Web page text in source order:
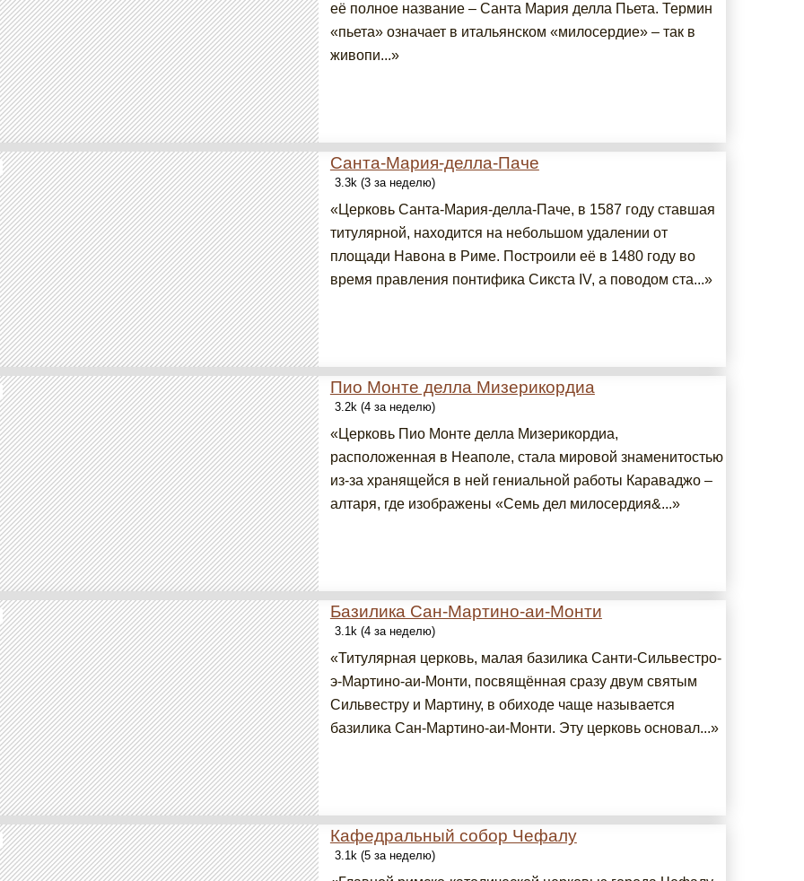
её полное название – Санта Мария делла Пьета. Термин
«пьета» означает в итальянском «милосердие» – так в
живопи...»
Санта-Мария-делла-Паче
3.3k (3 за неделю)
«Церковь Санта-Мария-делла-Паче, в 1587 году ставшая
титулярной, находится на небольшом удалении от
площади Навона в Риме. Построили её в 1480 году во
время правления понтифика Сикста IV, а поводом ста...»
Пио Монте делла Мизерикордиа
3.2k (4 за неделю)
«Церковь Пио Монте делла Мизерикордиа,
расположенная в Неаполе, стала мировой знаменитостью
из-за хранящейся в ней гениальной работы Караваджо –
алтаря, где изображены «Семь дел милосердия&...»
Базилика Сан-Мартино-аи-Монти
3.1k (4 за неделю)
«Титулярная церковь, малая базилика Санти-Сильвестро-
э-Мартино-аи-Монти, посвящённая сразу двум святым
Сильвестру и Мартину, в обиходе чаще называется
базилика Сан-Мартино-аи-Монти. Эту церковь основал...»
Кафедральный собор Чефалу
3.1k (5 за неделю)